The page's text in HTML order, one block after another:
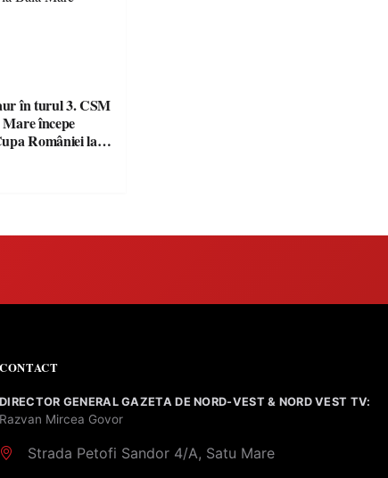
în turul 3. CSM
începe
României la
CONTACT
DIRECTOR GENERAL GAZETA DE NORD-VEST & NORD VEST TV:
Razvan Mircea Govor
Strada Petofi Sandor 4/A, Satu Mare